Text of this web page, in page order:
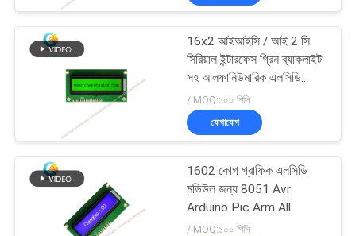
সাইট
ম্যাপ
PRIVACY
POLICY
এলসিডি ডিসপ্লে মডিউল
আইপিএস এলসিডি ডিসপ্লে
133
16x2 আইআইসি / আই 2 সি
সিরিয়াল ইন্টারফেস গ্রিন ব্যাকলাইট
সহ আলফানিউমারিক এলসিডি
ডিসপ্লে
/ MOQ:১০০ পিসি
যোগাযোগ
1602 কোগ গ্রাফিক এলসিডি
মডিউল জন্য 8051 Avr
Arduino Pic Arm All
/ MOQ:১০০ পিসি